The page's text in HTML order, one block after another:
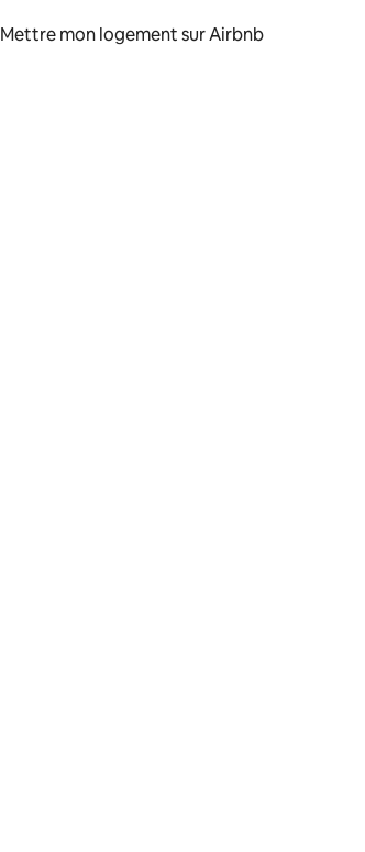
Mettre mon logement sur Airbnb